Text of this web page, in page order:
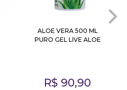
ALOE VERA 500 ML
PURO GEL LIVE ALOE
R$ 90,90